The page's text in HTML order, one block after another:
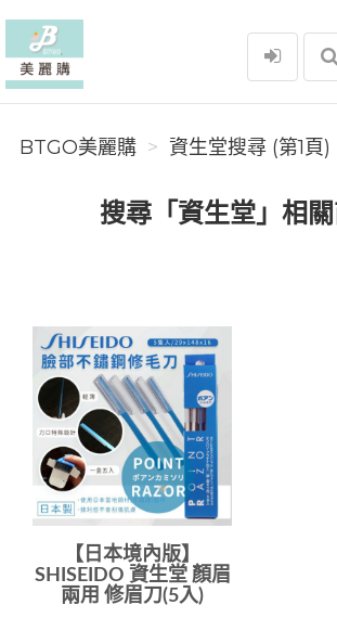
BTGO美麗購
BTGO美麗購 資生堂搜尋 (第1頁)
搜尋「資生堂」相
【日本境內版】
SHISEIDO 資生堂 顏眉
兩用 修眉刀(5入)